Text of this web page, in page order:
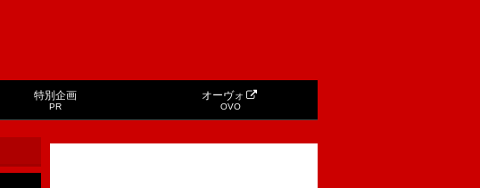
特別企画
PR
オーヴォ
OVO